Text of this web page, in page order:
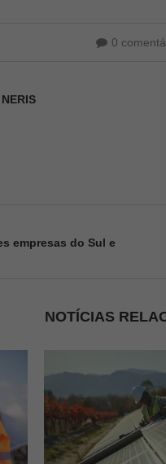
0
empresas do Sul e
NOTÍCIAS